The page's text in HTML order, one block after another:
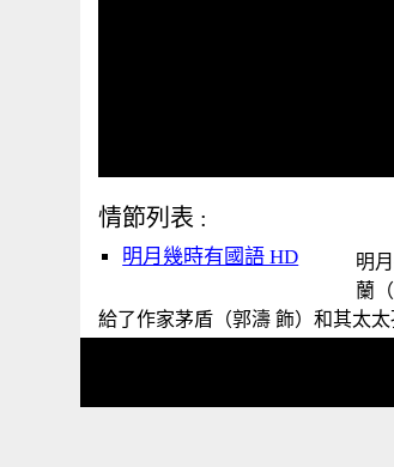
情節列表 :
明月幾時有國語 HD
明
蘭
給了作家茅盾（郭濤 飾）和其太